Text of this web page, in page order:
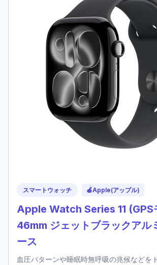
スマートウォッチ 🍎Apple(アップル)
Apple Watch Series 11 (GPS
46mm ジェットブラックアル
ース
血圧パターンや睡眠時無呼吸の兆候などを